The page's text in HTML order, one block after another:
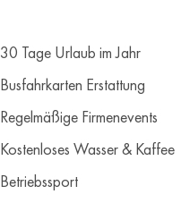
30 Tage Urlaub im Jahr
Busfahrkarten Erstattung
Regelmäßige Firmenevents
Kostenloses Wasser & Kaffee
Betriebssport